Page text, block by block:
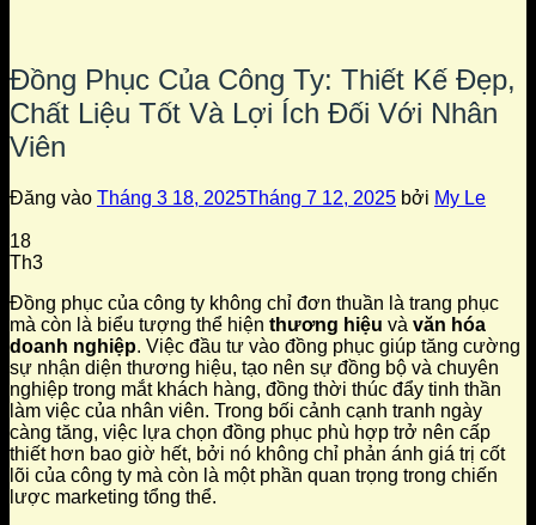
Đồng Phục Của Công Ty: Thiết Kế Đẹp,
Chất Liệu Tốt Và Lợi Ích Đối Với Nhân
Viên
Đăng vào Tháng 3 18, 2025Tháng 7 12, 2025 bởi My Le
18
Th3
Đồng phục của công ty không chỉ đơn thuần là trang phục
mà còn là biểu tượng thể hiện thương hiệu và văn hóa
doanh nghiệp. Việc đầu tư vào đồng phục giúp tăng cường
sự nhận diện thương hiệu, tạo nên sự đồng bộ và chuyên
nghiệp trong mắt khách hàng, đồng thời thúc đẩy tinh thần
làm việc của nhân viên. Trong bối cảnh cạnh tranh ngày
càng tăng, việc lựa chọn đồng phục phù hợp trở nên cấp
thiết hơn bao giờ hết, bởi nó không chỉ phản ánh giá trị cốt
lõi của công ty mà còn là một phần quan trọng trong chiến
lược marketing tổng thể.